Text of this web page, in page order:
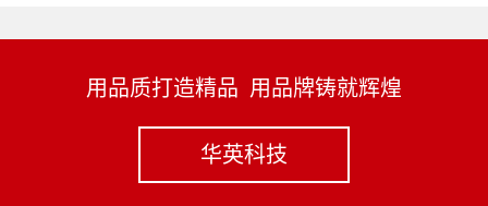
用品质打造精品 用品牌铸就辉煌
华英科技